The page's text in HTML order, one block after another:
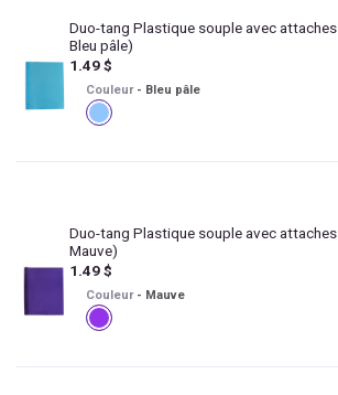
Duo-tang Plastique souple avec attaches
Bleu pâle)
1.49$
Couleur - Bleu pâle
Duo-tang Plastique souple avec attaches
Mauve)
1.49$
Couleur - Mauve